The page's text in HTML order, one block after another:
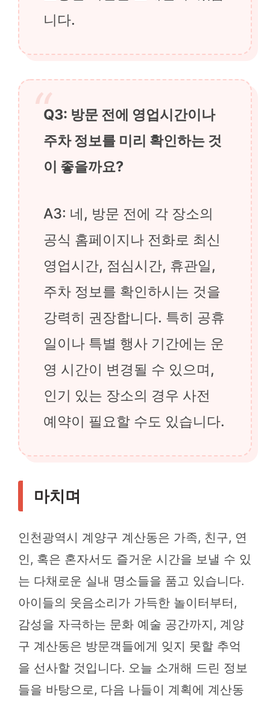
니다.
Q3: 방문 전에 영업시간이나
주차 정보를 미리 확인하는 것
이 좋을까요?
A3: 네, 방문 전에 각 장소의
공식 홈페이지나 전화로 최신
영업시간, 점심시간, 휴관일,
주차 정보를 확인하시는 것을
강력히 권장합니다. 특히 공휴
일이나 특별 행사 기간에는 운
영 시간이 변경될 수 있으며,
인기 있는 장소의 경우 사전
예약이 필요할 수도 있습니다.
마치며
인천광역시 계양구 계산동은 가족, 친구, 연
인, 혹은 혼자서도 즐거운 시간을 보낼 수 있
는 다채로운 실내 명소들을 품고 있습니다.
아이들의 웃음소리가 가득한 놀이터부터,
감성을 자극하는 문화 예술 공간까지, 계양
구 계산동은 방문객들에게 잊지 못할 추억
을 선사할 것입니다. 오늘 소개해 드린 정보
들을 바탕으로, 다음 나들이 계획에 계산동